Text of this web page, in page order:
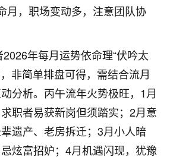
月，职场变动多，注意团队协
年每月运势依命理“伏吟太
非简单排盘可得，需结合流月
分析。丙午流年火势极旺，1月
职者易获新岗但须踏实；2月意
遗产、老房拆迁；3月小人暗
炫富招妒；4月机遇闪现，犹豫
职加薪！！，请客吗？�
总是病病殃殃的，去检查又没什么大
不舒服。中医西医看遍了，找不到问
看到有人推荐慧来老师，跟老师聊过
开朗，也听老师建议，处理了一些因
来，身体比以前好多，主要是心情好
心转，现在深有体会了。